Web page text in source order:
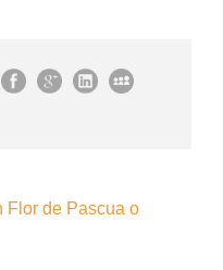
Flor de Pascua o